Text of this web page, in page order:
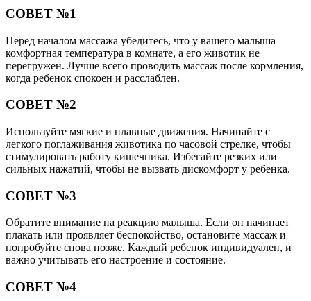
СОВЕТ №1
Перед началом массажа убедитесь, что у вашего малыша
комфортная температура в комнате, а его животик не
перегружен. Лучше всего проводить массаж после кормления,
когда ребенок спокоен и расслаблен.
СОВЕТ №2
Используйте мягкие и плавные движения. Начинайте с
легкого поглаживания животика по часовой стрелке, чтобы
стимулировать работу кишечника. Избегайте резких или
сильных нажатий, чтобы не вызвать дискомфорт у ребенка.
СОВЕТ №3
Обратите внимание на реакцию малыша. Если он начинает
плакать или проявляет беспокойство, остановите массаж и
попробуйте снова позже. Каждый ребенок индивидуален, и
важно учитывать его настроение и состояние.
СОВЕТ №4